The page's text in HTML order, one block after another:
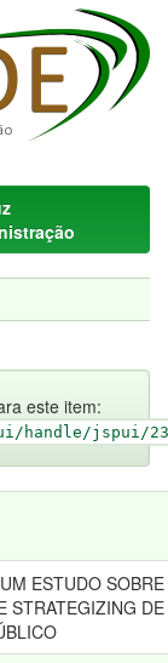
este item:
handle/jspui/
ESTUDO SOBRE
STRATEGIZING DE